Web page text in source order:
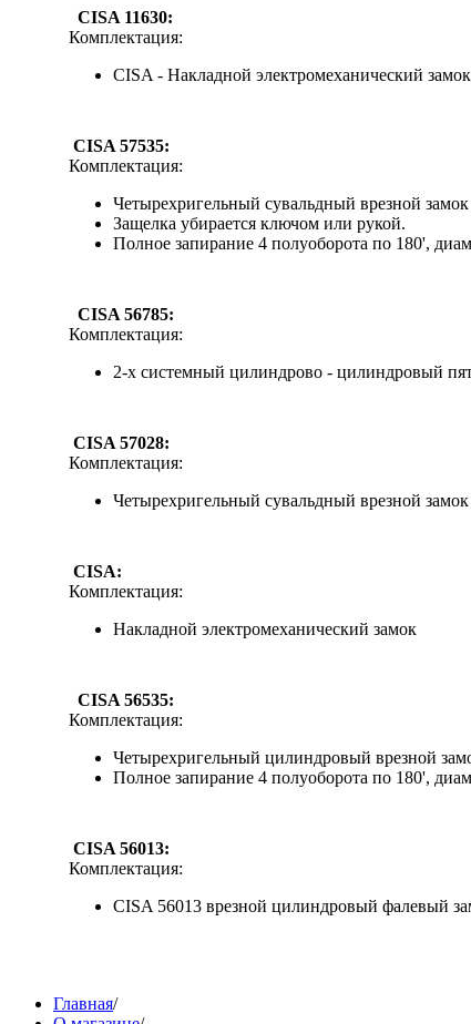
CISA 11630:
Комплектация:
CISA - Накладной электромеханический
CISA 57535:
Комплектация:
Четырехригельный сувальдный врезной замок
Защелка убирается ключом или рукой.
Полное запирание 4 полуоборота по 180',
CISA 56785:
Комплектация:
2-х системный цилиндрово - цилиндровый
CISA 57028:
Комплектация:
Четырехригельный сувальдный врезной замок
CISA:
Комплектация:
Накладной электромеханический замок
CISA 56535:
Комплектация:
Четырехригельный цилиндровый врезной
Полное запирание 4 полуоборота по 180',
CISA 56013:
Комплектация:
CISA 56013 врезной цилиндровый фалевый
Главная/